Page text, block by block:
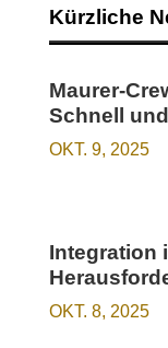
Kürzliche
Maurer-
Schnell
OKT. 9, 2025
Integration
OKT. 8, 2025